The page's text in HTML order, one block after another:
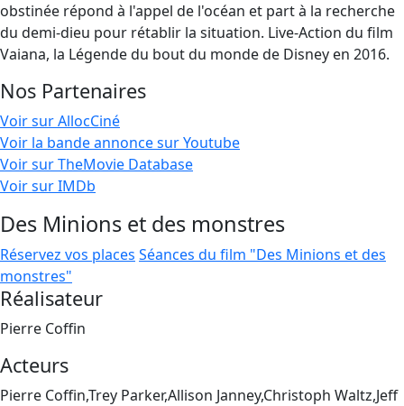
obstinée répond à l'appel de l'océan et part à la recherche
du demi-dieu pour rétablir la situation. Live-Action du film
Vaiana, la Légende du bout du monde de Disney en 2016.
Nos Partenaires
Voir sur AllocCiné
Voir la bande annonce sur Youtube
Voir sur TheMovie Database
Voir sur IMDb
Des Minions et des monstres
Réservez vos places Séances du film "Des Minions et des
monstres"
Réalisateur
Pierre Coffin
Acteurs
Pierre Coffin,Trey Parker,Allison Janney,Christoph Waltz,Jeff